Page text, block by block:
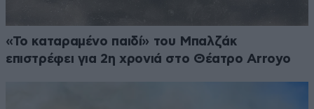
«Το καταραμένο παιδί» του Μπαλζάκ
επιστρέφει για 2η χρονιά στο Θέατρο Arroyo